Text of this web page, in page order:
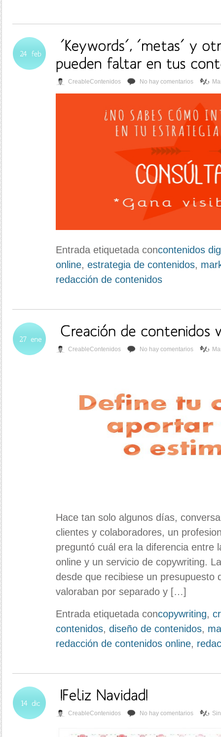
CreableContenidos No hay comentarios
Entrada etiquetada concontenidos
online, estrategia de contenidos,
redacción de contenidos
CreableContenidos No hay comentarios
Hace tan solo algunos días,
clientes y colaboradores, un
preguntó cuál era la diferencia entre
online y un servicio de copywriting.
desde que recibiese un presupuesto
valoraban por separado y […]
Entrada etiquetada concopywriting,
contenidos, diseño de contenidos,
redacción de contenidos online,
CreableContenidos No hay comentarios